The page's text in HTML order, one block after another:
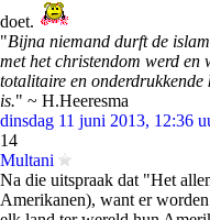
doet.
"Bijna niemand durft de
met het christendom werd
totalitaire en
is." ~ H.Heeresma
dinsdag 11 juni 2013, 12:36
14
Multani
Na die uitspraak dat "Het
Amerikanen), want er